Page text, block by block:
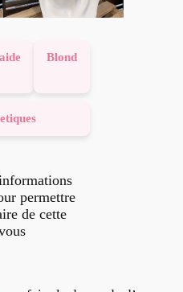
Blond
permettre
de cette